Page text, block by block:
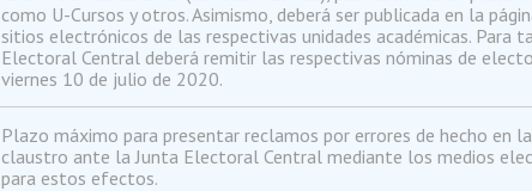
como U-Cursos y otros. Asimismo, deberá ser publicada en la
sitios electrónicos de las respectivas unidades académicas. Para
Electoral Central deberá remitir las respectivas nóminas de
viernes 10 de julio de 2020.
Plazo máximo para presentar reclamos por errores de hecho en
claustro ante la Junta Electoral Central mediante los medios
para estos efectos.